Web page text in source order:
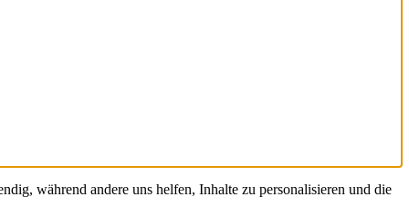
während andere uns helfen, Inhalte zu personalisieren und die